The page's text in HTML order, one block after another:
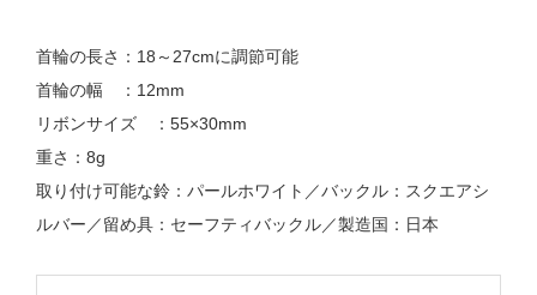
首輪の長さ：18～27cmに調節可能
首輪の幅 ：12mm
リボンサイズ ：55×30mm
重さ：8g
取り付け可能な鈴：パールホワイト／バックル：スクエアシ
ルバー／留め具：セーフティバックル／製造国：日本